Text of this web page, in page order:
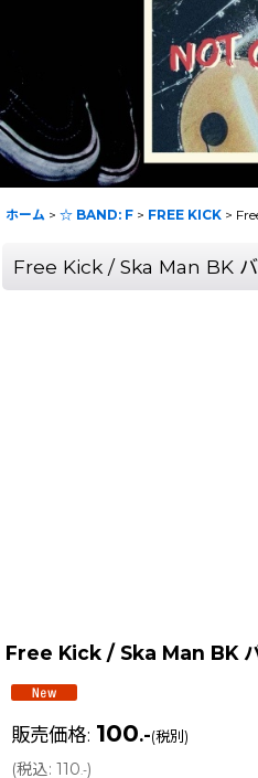
ホーム > ☆ BAND: F > FREE KICK >
Free Kick / Ska Man BK
Free Kick / Ska Man BK
販売価格: 100.-(税別)
(税込: 110.-)